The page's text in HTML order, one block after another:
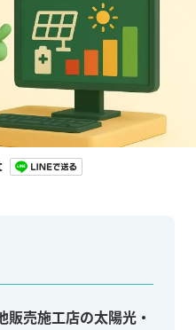
売施工店の太陽光・